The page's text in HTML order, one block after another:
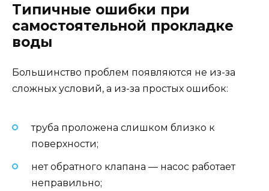
Типичные ошибки при
самостоятельной прокладке
воды
Большинство проблем появляются не из-за
сложных условий, а из-за простых ошибок:
труба проложена слишком близко к
поверхности;
нет обратного клапана — насос работает
неправильно;